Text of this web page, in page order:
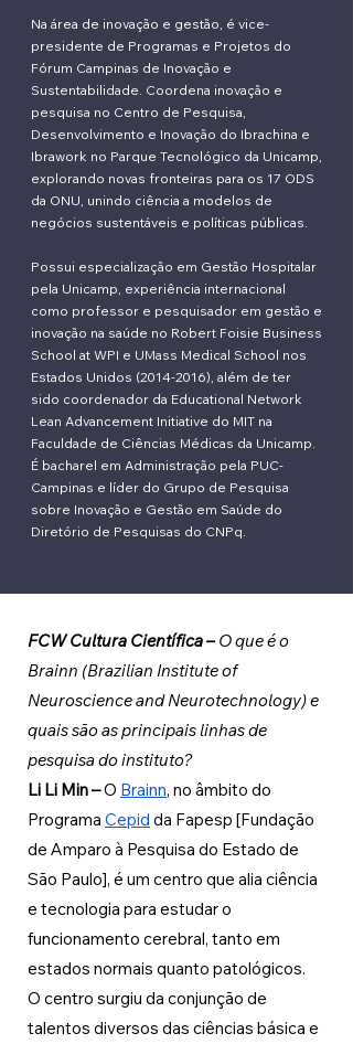
Na área de inovação e gestão, é vice-
presidente de Programas e Projetos do
Fórum Campinas de Inovação e
Sustentabilidade. Coordena inovação e
pesquisa no Centro de Pesquisa,
Desenvolvimento e Inovação do Ibrachina e
Ibrawork no Parque Tecnológico da Unicamp,
explorando novas fronteiras para os 17 ODS
da ONU, unindo ciência a modelos de
negócios sustentáveis e políticas públicas.
Possui especialização em Gestão Hospitalar
pela Unicamp, experiência internacional
como professor e pesquisador em gestão e
inovação na saúde no Robert Foisie Business
School at WPI e UMass Medical School nos
Estados Unidos (2014-2016), além de ter
sido coordenador da Educational Network
Lean Advancement Initiative do MIT na
Faculdade de Ciências Médicas da Unicamp.
É bacharel em Administração pela PUC-
Campinas e líder do Grupo de Pesquisa
sobre Inovação e Gestão em Saúde do
Diretório de Pesquisas do CNPq.
FCW Cultura Científica – O que é o
Brainn (Brazilian Institute of
Neuroscience and Neurotechnology) e
quais são as principais linhas de
pesquisa do instituto?
Li Li Min – O Brainn, no âmbito do
Programa Cepid da Fapesp [Fundação
de Amparo à Pesquisa do Estado de
São Paulo], é um centro que alia ciência
e tecnologia para estudar o
funcionamento cerebral, tanto em
estados normais quanto patológicos.
O centro surgiu da conjunção de
talentos diversos das ciências básica e